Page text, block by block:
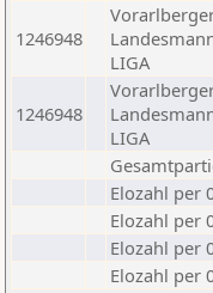
1246948
LIGA
1246948
LIGA
Elozahl per
Elozahl per
Elozahl per
Elozahl per